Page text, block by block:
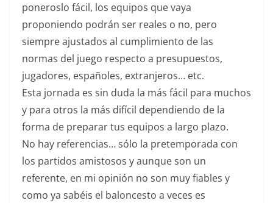
poneroslo fácil, los equipos que vaya
proponiendo podrán ser reales o no, pero
siempre ajustados al cumplimiento de las
normas del juego respecto a presupuestos,
jugadores, españoles, extranjeros… etc.
Esta jornada es sin duda la más fácil para muchos
y para otros la más difícil dependiendo de la
forma de preparar tus equipos a largo plazo.
No hay referencias… sólo la pretemporada con
los partidos amistosos y aunque son un
referente, en mi opinión no son muy fiables y
como ya sabéis el baloncesto a veces es